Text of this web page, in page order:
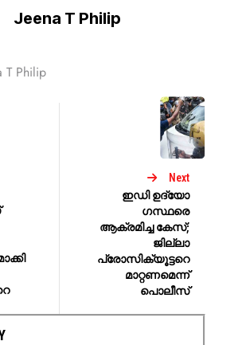
Jeena T Philip
T Philip
Next
ഇഡി ഉദ്യോ​
ഗസ്ഥരെ
ആക്രമിച്ച കേസ്;
ജില്ലാ
പ്രോസിക്യൂട്ടറെ
മാറ്റണമെന്ന്
പൊലീസ്